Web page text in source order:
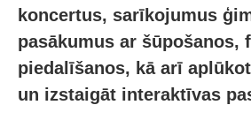
koncertus, sarīkojumus
pasākumus ar
piedalīšanos, kā arī
un izstaigāt interaktīvas